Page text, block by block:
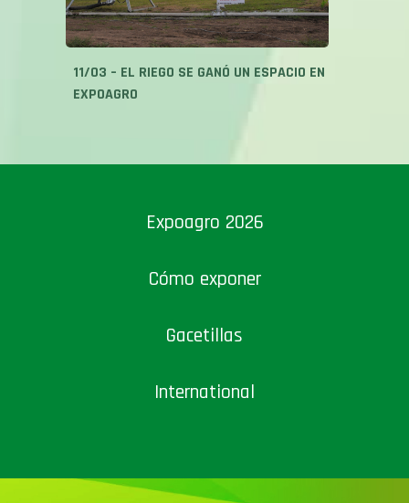
11/03 – EL RIEGO SE GANÓ UN ESPACIO EN
EXPOAGRO
Expoagro 2026
Cómo exponer
Gacetillas
International